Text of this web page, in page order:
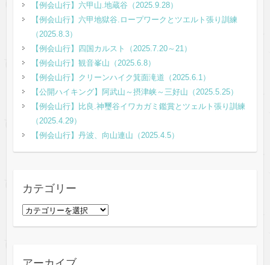
【例会山行】六甲山.地蔵谷（2025.9.28）
【例会山行】六甲地獄谷.ロープワークとツエルト張り訓練
（2025.8.3）
【例会山行】四国カルスト（2025.7.20～21）
【例会山行】観音峯山（2025.6.8）
【例会山行】クリーンハイク箕面滝道（2025.6.1）
【公開ハイキング】阿武山～摂津峡～三好山（2025.5.25）
【例会山行】比良.神璽谷イワカガミ鑑賞とツェルト張り訓練
（2025.4.29）
【例会山行】丹波、向山連山（2025.4.5）
カテゴリー
カ